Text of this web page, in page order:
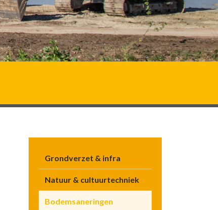
Grondverzet & infra
Natuur & cultuurtechniek
Bodemsaneringen